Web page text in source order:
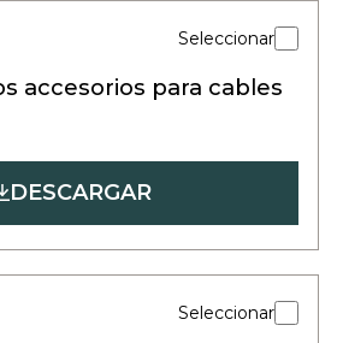
Seleccionar
accesorios para cables
DESCARGAR
Seleccionar